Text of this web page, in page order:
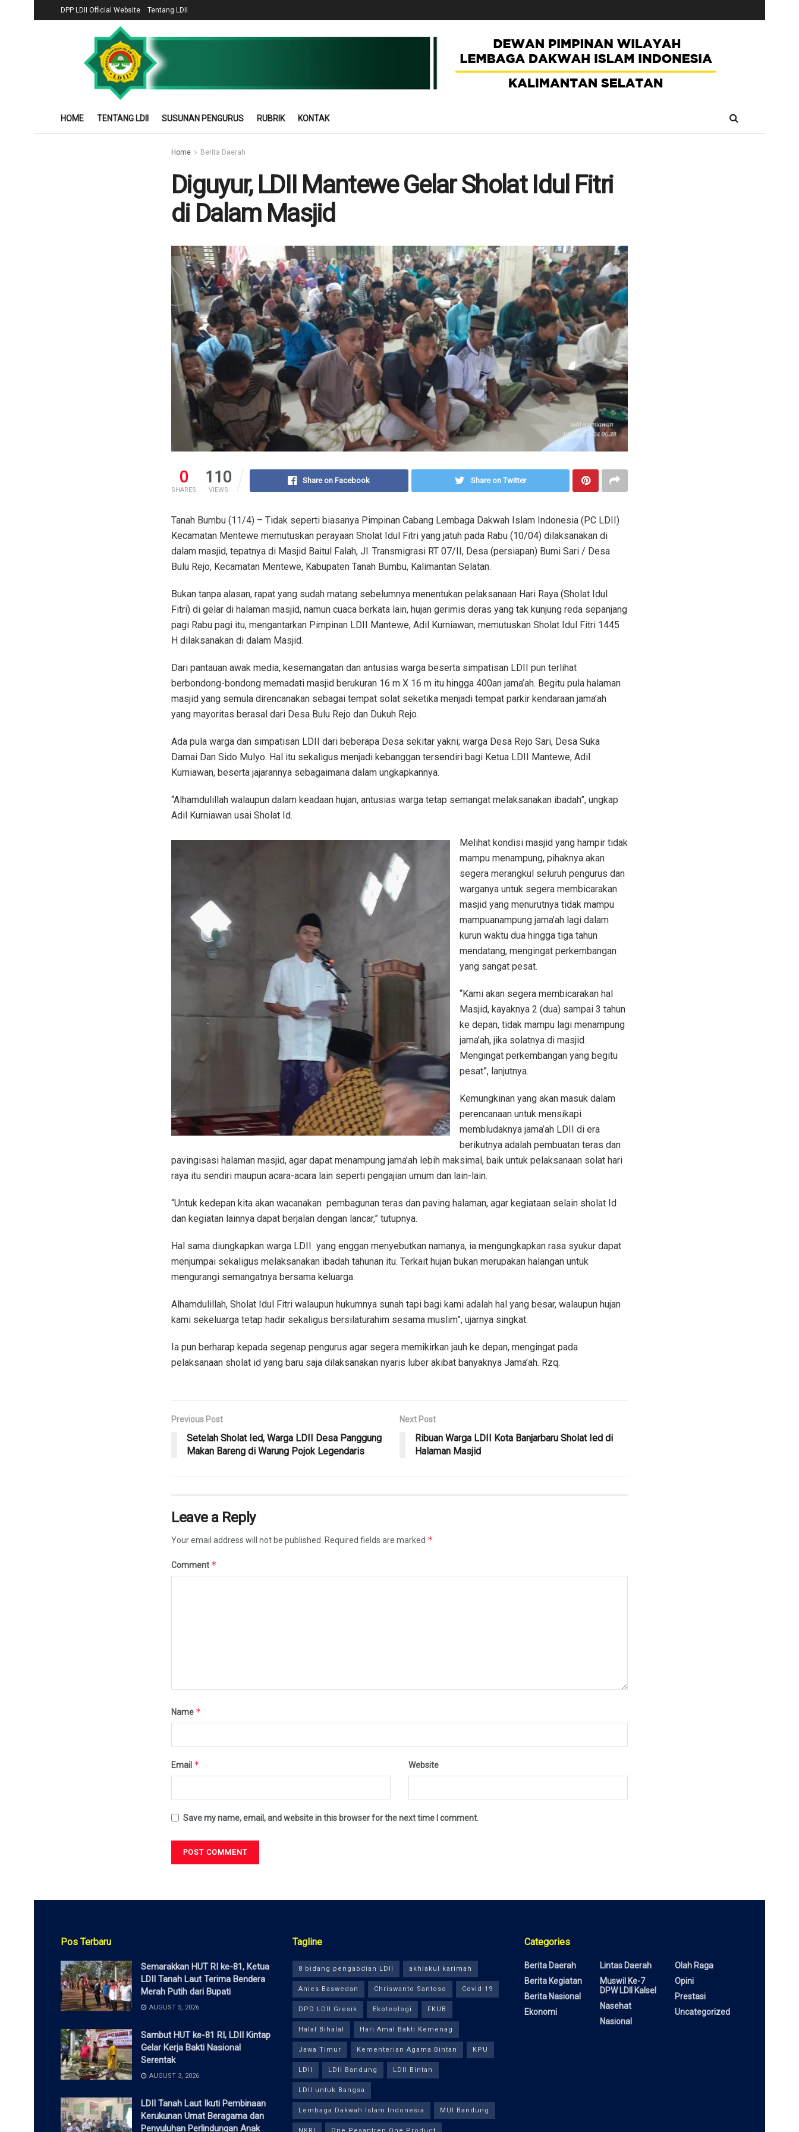
DPP LDII Official Website Tentang LDII
HOME TENTANG LDII SUSUNAN PENGURUS RUBRIK KONTAK
Home Berita Daerah
Diguyur, LDII Mantewe Gelar Sholat Idul Fitri
di Dalam Masjid
0
SHARES
110
VIEWS
Share on Facebook Share on Twitter
Tanah Bumbu (11/4) – Tidak seperti biasanya Pimpinan Cabang Lembaga Dakwah Islam Indonesia (PC LDII)
Kecamatan Mentewe memutuskan perayaan Sholat Idul Fitri yang jatuh pada Rabu (10/04) dilaksanakan di
dalam masjid, tepatnya di Masjid Baitul Falah, Jl. Transmigrasi RT 07/II, Desa (persiapan) Bumi Sari / Desa
Bulu Rejo, Kecamatan Mentewe, Kabupaten Tanah Bumbu, Kalimantan Selatan.
Bukan tanpa alasan, rapat yang sudah matang sebelumnya menentukan pelaksanaan Hari Raya (Sholat Idul
Fitri) di gelar di halaman masjid, namun cuaca berkata lain, hujan gerimis deras yang tak kunjung reda sepanjang
pagi Rabu pagi itu, mengantarkan Pimpinan LDII Mantewe, Adil Kurniawan, memutuskan Sholat Idul Fitri 1445
H dilaksanakan di dalam Masjid.
Dari pantauan awak media, kesemangatan dan antusias warga beserta simpatisan LDII pun terlihat
berbondong-bondong memadati masjid berukuran 16 m X 16 m itu hingga 400an jama’ah. Begitu pula halaman
masjid yang semula direncanakan sebagai tempat solat seketika menjadi tempat parkir kendaraan jama’ah
yang mayoritas berasal dari Desa Bulu Rejo dan Dukuh Rejo.
Ada pula warga dan simpatisan LDII dari beberapa Desa sekitar yakni; warga Desa Rejo Sari, Desa Suka
Damai Dan Sido Mulyo. Hal itu sekaligus menjadi kebanggan tersendiri bagi Ketua LDII Mantewe, Adil
Kurniawan, beserta jajarannya sebagaimana dalam ungkapkannya.
“Alhamdulillah walaupun dalam keadaan hujan, antusias warga tetap semangat melaksanakan ibadah”, ungkap
Adil Kurniawan usai Sholat Id.
Melihat kondisi masjid yang hampir tidak
mampu menampung, pihaknya akan
segera merangkul seluruh pengurus dan
warganya untuk segera membicarakan
masjid yang menurutnya tidak mampu
mampuanampung jama’ah lagi dalam
kurun waktu dua hingga tiga tahun
mendatang, mengingat perkembangan
yang sangat pesat.
“Kami akan segera membicarakan hal
Masjid, kayaknya 2 (dua) sampai 3 tahun
ke depan, tidak mampu lagi menampung
jama’ah, jika solatnya di masjid.
Mengingat perkembangan yang begitu
pesat”, lanjutnya.
Kemungkinan yang akan masuk dalam
perencanaan untuk mensikapi
membludaknya jama’ah LDII di era
berikutnya adalah pembuatan teras dan
pavingisasi halaman masjid, agar dapat menampung jama’ah lebih maksimal, baik untuk pelaksanaan solat hari
raya itu sendiri maupun acara-acara lain seperti pengajian umum dan lain-lain.
“Untuk kedepan kita akan wacanakan pembagunan teras dan paving halaman, agar kegiataan selain sholat Id
dan kegiatan lainnya dapat berjalan dengan lancar,” tutupnya.
Hal sama diungkapkan warga LDII yang enggan menyebutkan namanya, ia mengungkapkan rasa syukur dapat
menjumpai sekaligus melaksanakan ibadah tahunan itu. Terkait hujan bukan merupakan halangan untuk
mengurangi semangatnya bersama keluarga.
Alhamdulillah, Sholat Idul Fitri walaupun hukumnya sunah tapi bagi kami adalah hal yang besar, walaupun hujan
kami sekeluarga tetap hadir sekaligus bersilaturahim sesama muslim”, ujarnya singkat.
Ia pun berharap kepada segenap pengurus agar segera memikirkan jauh ke depan, mengingat pada
pelaksanaan sholat id yang baru saja dilaksanakan nyaris luber akibat banyaknya Jama’ah. Rzq.
Previous Post
Setelah Sholat Ied, Warga LDII Desa Panggung
Makan Bareng di Warung Pojok Legendaris
Next Post
Ribuan Warga LDII Kota Banjarbaru Sholat Ied di
Halaman Masjid
Leave a Reply
Your email address will not be published. Required fields are marked *
Comment *
Name *
Email * Website
Save my name, email, and website in this browser for the next time I comment.
Pos Terbaru
Semarakkan HUT RI ke-81, Ketua
LDII Tanah Laut Terima Bendera
Merah Putih dari Bupati
AUGUST 5, 2026
Sambut HUT ke-81 RI, LDII Kintap
Gelar Kerja Bakti Nasional
Serentak
AUGUST 3, 2026
LDII Tanah Laut Ikuti Pembinaan
Kerukunan Umat Beragama dan
Penyuluhan Perlindungan Anak
Tagline
8 bidang pengabdian LDII akhlakul karimah
Anies Baswedan Chriswanto Santoso Covid-19
DPD LDII Gresik Ekoteologi FKUB
Halal Bihalal Hari Amal Bakti Kemenag
Jawa Timur Kementerian Agama Bintan KPU
LDII LDII Bandung LDII Bintan
LDII untuk Bangsa
Lembaga Dakwah Islam Indonesia MUI Bandung
NKRI One Pesantren One Product
Categories
Berita Daerah
Berita Kegiatan
Berita Nasional
Ekonomi
Lintas Daerah
Muswil Ke-7
DPW LDII Kalsel
Nasehat
Nasional
Olah Raga
Opini
Prestasi
Uncategorized